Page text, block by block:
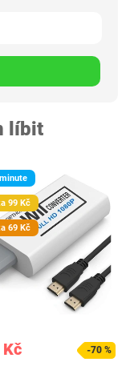
líbit
99 Kč
69 Kč
-70 %